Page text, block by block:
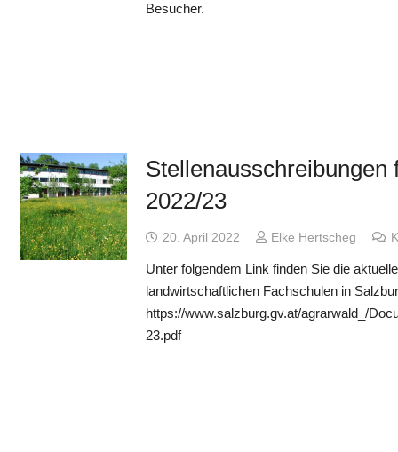
Besucher.
Stellenausschreibungen
2022/23
20. April 2022 Elke Hertscheg
Unter folgendem Link finden Sie die
landwirtschaftlichen Fachschulen in
https://www.salzburg.gv.at/agrarwald_/
23.pdf